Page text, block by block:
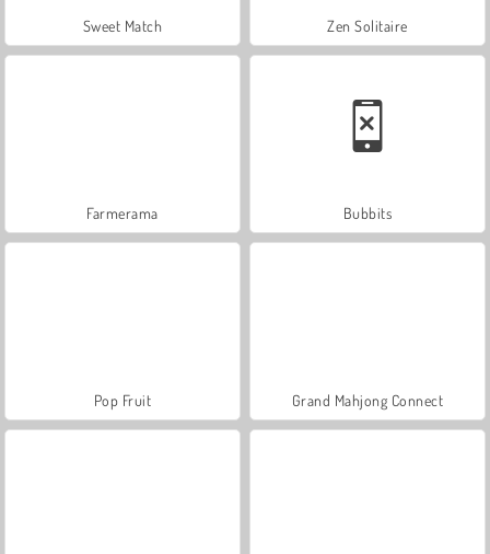
Sweet Match Zen Solitaire
Farmerama Bubbits
Pop Fruit Grand Mahjong Connect